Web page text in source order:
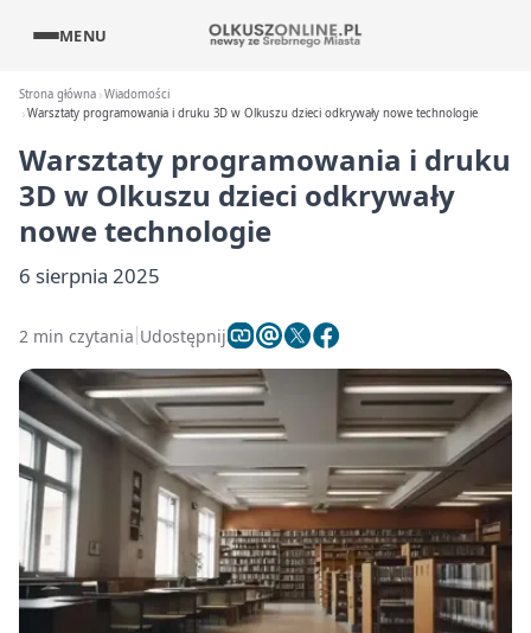
MENU
Strona główna Wiadomości
Warsztaty programowania i druku 3D w Olkuszu dzieci odkrywały nowe technologie
Warsztaty programowania i druku
3D w Olkuszu dzieci odkrywały
nowe technologie
6 sierpnia 2025
2 min czytania Udostępnij